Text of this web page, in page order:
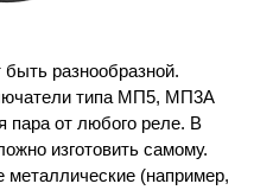
разнообразной.
типа МП5, МП3А
пара от любого реле. В
изготовить самому.
металлические (например,